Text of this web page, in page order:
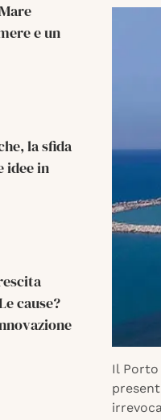
e un
la sfida
idee in
cause?
Il Porto